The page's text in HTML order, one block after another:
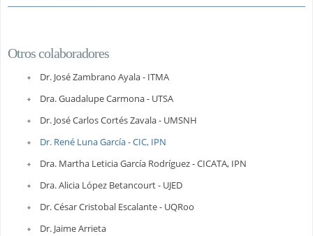
Otros colaboradores
Dr. José Zambrano Ayala - ITMA
Dra. Guadalupe Carmona - UTSA
Dr. José Carlos Cortés Zavala - UMSNH
Dr. René Luna García - CIC, IPN
Dra. Martha Leticia García Rodríguez - CICATA, IPN
Dra. Alicia López Betancourt - UJED
Dr. César Cristobal Escalante - UQRoo
Dr. Jaime Arrieta